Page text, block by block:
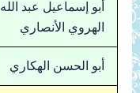
أبو إسماعيل عبد الله
الهروي الأنصاري
أبو الحسن الهكاري